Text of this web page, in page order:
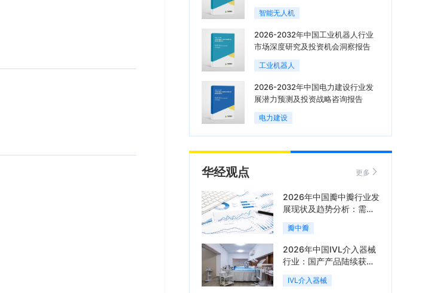
智能无人机
2026-2032年中国工业机器人行业
市场深度研究及投资机会洞察报告
工业机器人
2026-2032年中国电力建设行业发
展潜力预测及投资战略咨询报告
电力建设
华经观点 更多
2026年中国瓣中瓣行业发
展现状及趋势分析：需求
可持续释放，市场发展前
景良好「图」
瓣中瓣
2026年中国IVL介入器械
行业：国产产品陆续获
批，市场将进入持续高增
长阶段「图」
IVL介入器械